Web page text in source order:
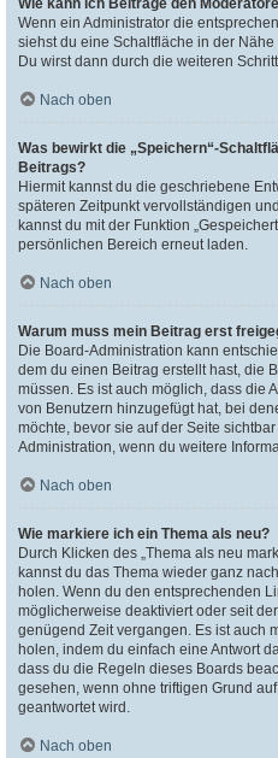
Wie kann ich Beiträge den
Wenn ein Administrator die
siehst du eine Schaltfläche in der
Du wirst dann durch die weiteren
Nach oben
Was bewirkt die „Speichern“-
Beitrags?
Hiermit kannst du die geschriebene
späteren Zeitpunkt vervollständigen
kannst du mit der Funktion
persönlichen Bereich erneut laden.
Nach oben
Warum muss mein Beitrag erst
Die Board-Administration kann
dem du einen Beitrag erstellt hast, die
müssen. Es ist auch möglich, dass die
von Benutzern hinzugefügt hat, bei
möchte, bevor sie auf der Seite
Administration, wenn du weitere
Nach oben
Wie markiere ich ein Thema als neu?
Durch Klicken des „Thema als neu
kannst du das Thema wieder ganz
holen. Wenn du den entsprechenden
möglicherweise deaktiviert oder seit
genügend Zeit vergangen. Es ist auch
holen, indem du einfach eine Antwort
dass du die Regeln dieses Boards
gesehen, wenn ohne triftigen Grund
geantwortet wird.
Nach oben